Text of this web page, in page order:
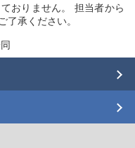
おりません。 担当者から
了承ください。